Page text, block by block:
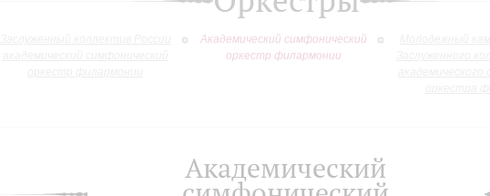
Академический симфонический
оркестр филармонии
Академический